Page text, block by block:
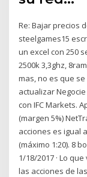
Re: Bajar precios
steelgames15
un excel con 250
2500k 3,3ghz,
mas, no es que
actualizar
con IFC Markets.
(margen 5%)
acciones es igual
(máximo 1:20). 8
1/18/2017 · Lo
las acciones de